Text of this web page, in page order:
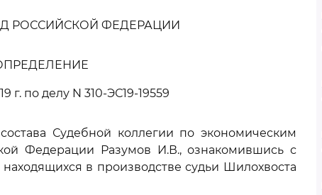
РОССИЙСКОЙ ФЕДЕРАЦИИ
г. по делу N 310-ЭС19-19559
Судебной коллегии по экономическим
Федерации Разумов И.В., ознакомившись с
в производстве судьи Шилохвоста